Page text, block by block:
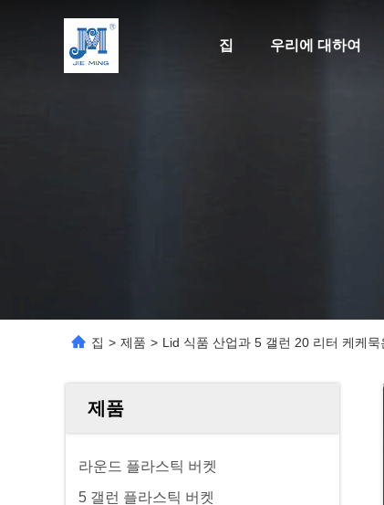
집 우리에 대하여
집 > 제품 > Lid 식품 산업과 5 갤런 20 리터 케케묵
제품
라운드 플라스틱 버켓
5 갤런 플라스틱 버켓